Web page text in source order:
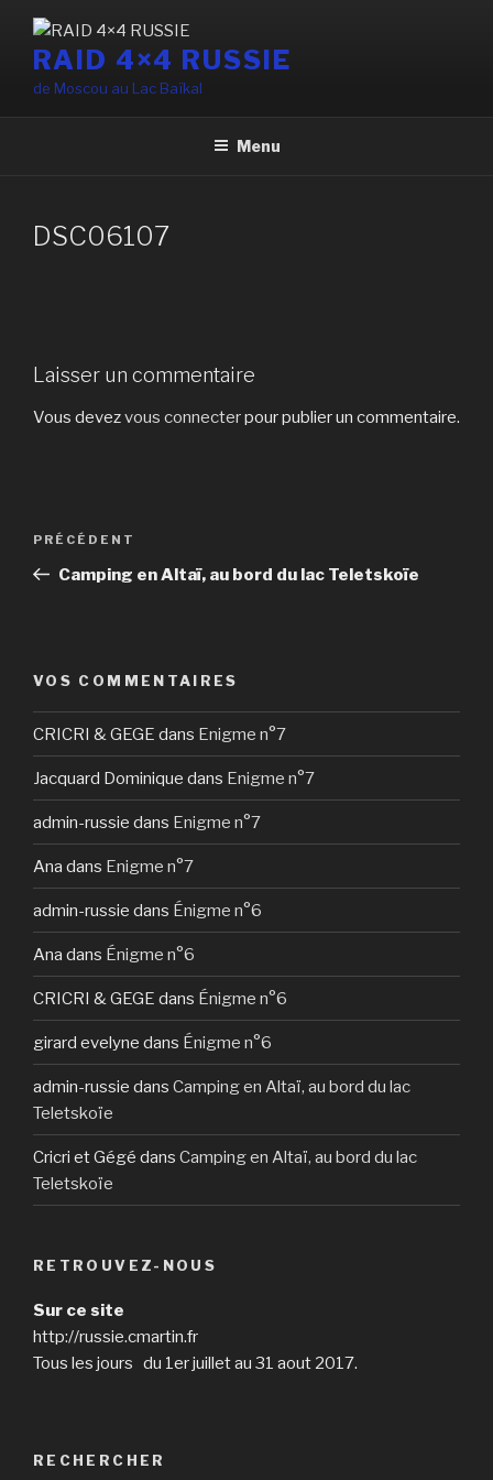
contenu
principal
RAID 4×4 RUSSIE
de Moscou au Lac Baïkal
Menu
DSC06107
Laisser un commentaire
Vous devezvous connecterpour publier un commentaire.
Navigation
l’article
Article
précédent
PRÉCÉDENT
Camping en Altaï, au bord du lac Teletskoïe
VOS COMMENTAIRES
CRICRI & GEGE dans Enigme n°7
Jacquard Dominique dans Enigme n°7
admin-russie dans Enigme n°7
Ana dans Enigme n°7
admin-russie dans Énigme n°6
Ana dans Énigme n°6
CRICRI & GEGE dans Énigme n°6
girard evelyne dans Énigme n°6
admin-russie dans Camping en Altaï, au bord du lac
Teletskoïe
Cricri et Gégé dans Camping en Altaï, au bord du lac
Teletskoïe
RETROUVEZ-NOUS
Sur ce site
http://russie.cmartin.fr
Tous les jours du 1er juillet au 31 aout 2017.
RECHERCHER